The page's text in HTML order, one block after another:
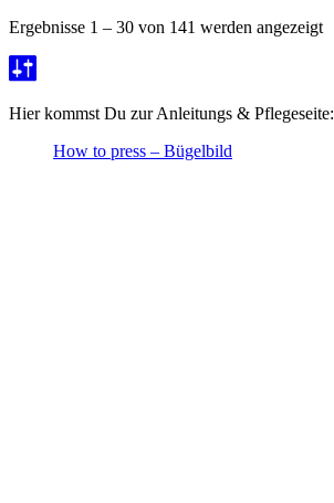
Ergebnisse 1 – 30 von 141 werden angezeigt
Hier kommst Du zur Anleitungs & Pflegeseite:
How to press – Bügelbild